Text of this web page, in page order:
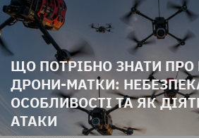
ЩО ПОТРІБНО ЗНАТИ ПРО
ДРОНИ-МАТКИ:
ОСОБЛИВОСТІ ТА ЯК
АТАКИ